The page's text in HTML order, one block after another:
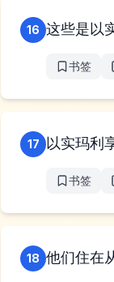
16 这些是以
书签
17 以实玛利
书签
18 他们住在